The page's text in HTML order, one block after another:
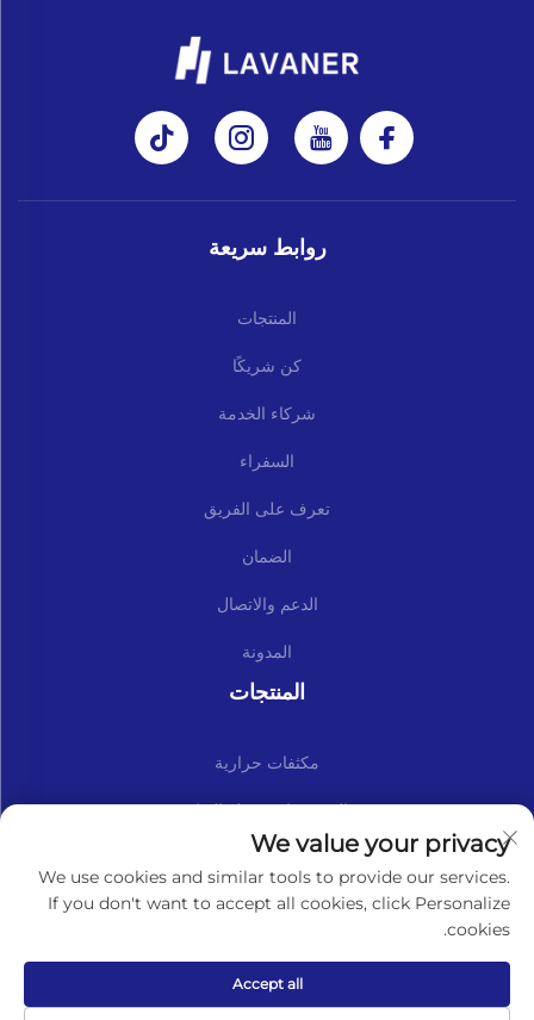
روابط سريعة
المنتجات
كن شريكًا
شركاء الخدمة
السفراء
تعرف على الفريق
الضمان
الدعم والاتصال
المدونة
المنتجات
مكثفات حرارية
المجموعات وقطع الغيار
اشترك في نشرتنا الإخبارية
حقوق النشر © لافانر (بكين) شركة تجارة ذات مسؤولية محدودة
We value your privacy
We use cookies and similar tools to provide our services.
If you don't want to accept all cookies, click Personalize
cookies.
Accept all